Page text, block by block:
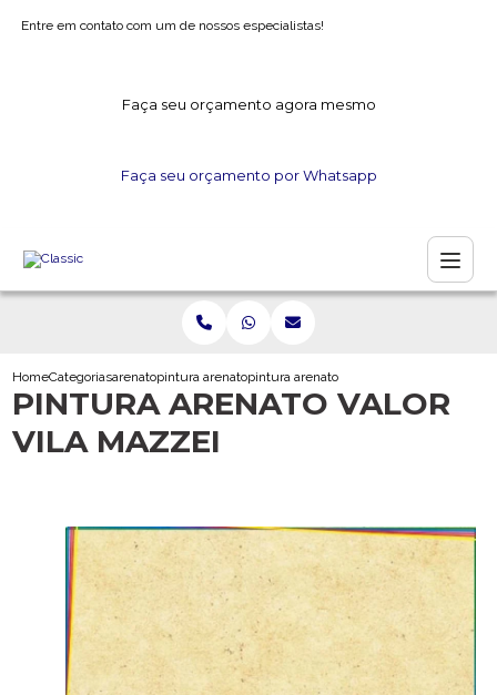
Entre em contato com um de nossos especialistas!
Faça seu orçamento agora mesmo
Faça seu orçamento por Whatsapp
HomeCategoriasarenatopintura arenatopintura arenato valor vila mazzei
PINTURA ARENATO VALOR
VILA MAZZEI